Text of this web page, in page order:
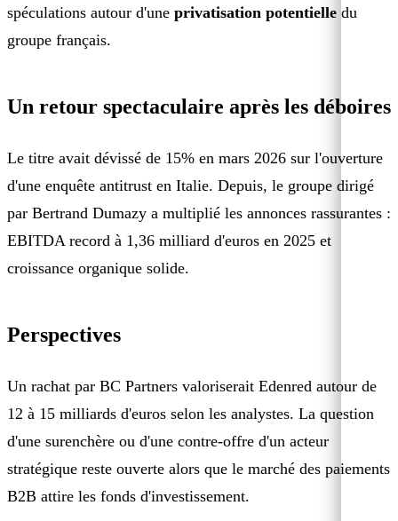
spéculations autour d'une privatisation potentielle du
groupe français.
Un retour spectaculaire après les déboires
Le titre avait dévissé de 15% en mars 2026 sur l'ouverture
d'une enquête antitrust en Italie. Depuis, le groupe dirigé
par Bertrand Dumazy a multiplié les annonces rassurantes :
EBITDA record à 1,36 milliard d'euros en 2025 et
croissance organique solide.
Perspectives
Un rachat par BC Partners valoriserait Edenred autour de
12 à 15 milliards d'euros selon les analystes. La question
d'une surenchère ou d'une contre-offre d'un acteur
stratégique reste ouverte alors que le marché des paiements
B2B attire les fonds d'investissement.